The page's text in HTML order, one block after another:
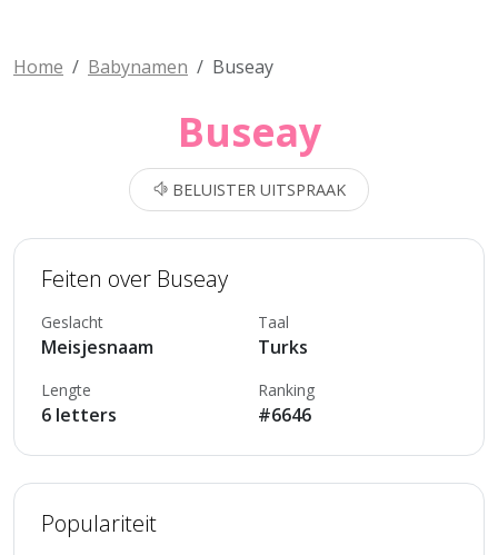
Home Babynamen Buseay
Buseay
BELUISTER UITSPRAAK
Feiten over Buseay
Geslacht
Meisjesnaam
Taal
Turks
Lengte
6 letters
Ranking
#6646
Populariteit